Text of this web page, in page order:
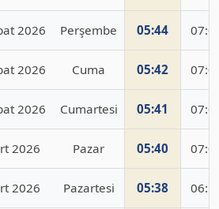
2026 Perşembe 05:44
2026 Cuma 05:42
2026 Cumartesi 05:41
2026 Pazar 05:40
2026 Pazartesi 05:38